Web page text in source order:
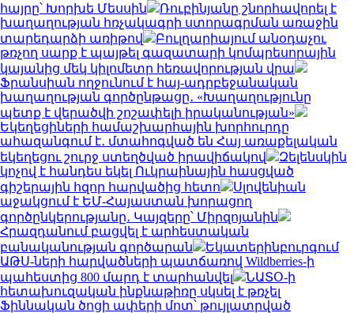
հայրը՝ Խորխե Մեսսին
Ռուբինյանը շնորհավորել է
խաղաղության հռչակագրի ստորագրման առաջին
տարեդարձի առիթով
Բուլղարիայում անօդաչու
թռչող սարք է պայթել գազատարի կոմպրեսորային
կայանից մեկ կիլոմետր հեռավորության վրա
Ֆրանսիան ողջունում է հայ-ադրբեջանական
խաղաղության գործընթացը․ «Խաղաղությունը
պետք է վերածվի շոշափելի իրականության»
Եկեղեցիների համաշխարհային խորհուրդը
ահազանգում է․ մտահոգված են Հայ առաքելական
եկեղեցու շուրջ ստեղծված իրավիճակով
Զելենսկին
կոչով է հանդես եկել Ուկրաինային հասցված
գիշերային հզոր հարվածից հետո
Սլովենիան
աջակցում է ԵՄ-Հայաստան խորացող
գործընկերությանը․ Կայզերը՝ Միրզոյանին
Հրազդանում բացվել է արհեստական
բանականության գործարան
Եկատերինբուրգում
ԱԹՍ-ների հարվածների պատճառով Wildberries-ի
պահեստից 800 մարդ է տարհանվել
ՆԱՏՕ-ի
հետախուզական ինքնաթիռը սկսել է թռչել
Ֆիննական ծոցի ափերի մոտ՝ թույլատրված